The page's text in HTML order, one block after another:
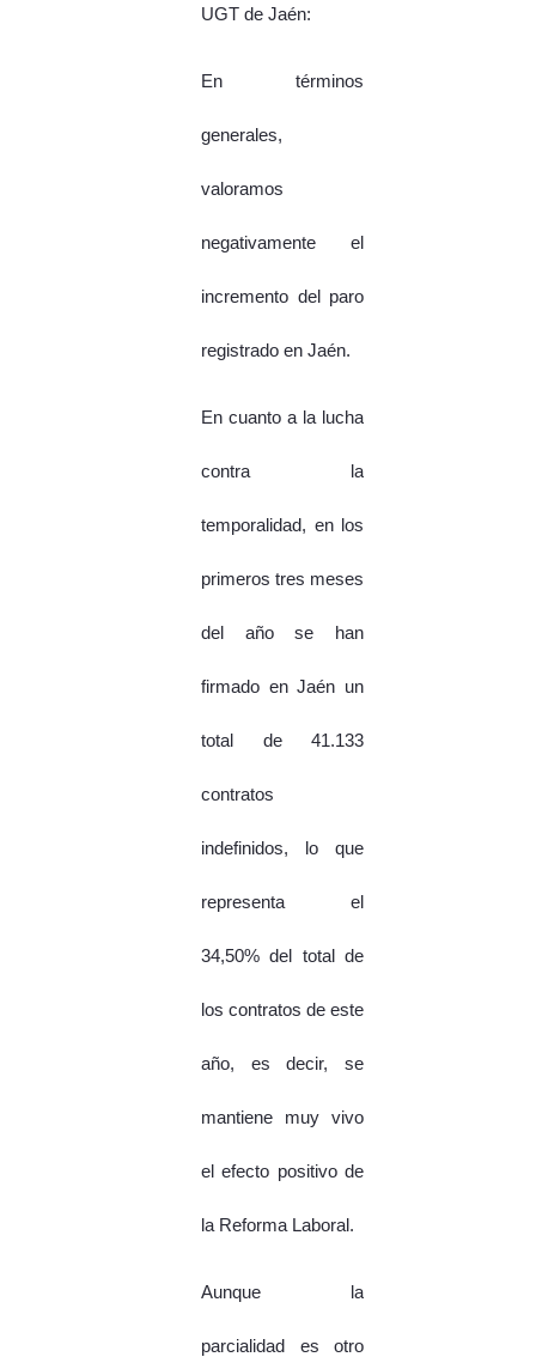
UGT de Jaén:
En términos
generales,
valoramos
negativamente el
incremento del paro
registrado en Jaén.
En cuanto a la lucha
contra la
temporalidad, en los
primeros tres meses
del año se han
firmado en Jaén un
total de 41.133
contratos
indefinidos, lo que
representa el
34,50% del total de
los contratos de este
año, es decir, se
mantiene muy vivo
el efecto positivo de
la Reforma Laboral.
Aunque la
parcialidad es otro